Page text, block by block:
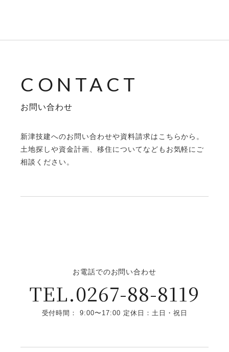
お問い合わせ
新津技建へのお問い合わせや資料請求はこちらから。
土地探しや資金計画、移住についてなどもお気軽にご
相談ください。
お電話でのお問い合わせ
TEL.0267-88-8119
受付時間： 9:00〜17:00 定休日：土日・祝日